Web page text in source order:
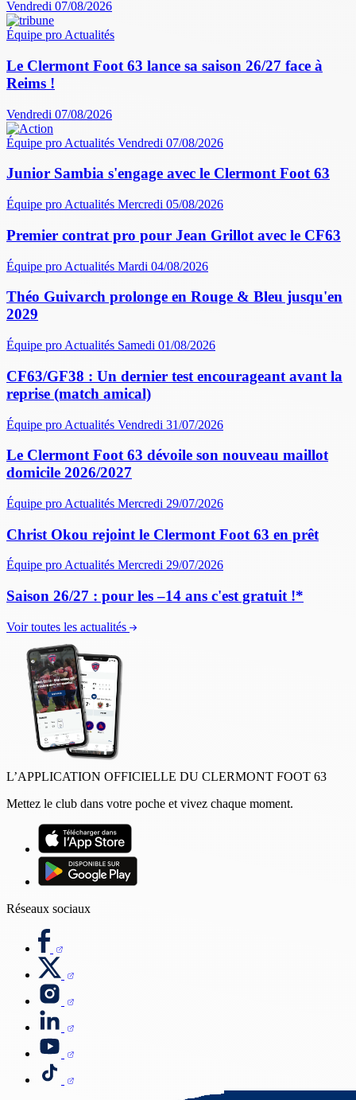
Vendredi 07/08/2026
Équipe pro Actualités
Le Clermont Foot 63 lance sa saison 26/27 face à
Reims !
Vendredi 07/08/2026
Équipe pro Actualités Vendredi 07/08/2026
Junior Sambia s'engage avec le Clermont Foot 63
Équipe pro Actualités Mercredi 05/08/2026
Premier contrat pro pour Jean Grillot avec le CF63
Équipe pro Actualités Mardi 04/08/2026
Théo Guivarch prolonge en Rouge & Bleu jusqu'en
2029
Équipe pro Actualités Samedi 01/08/2026
CF63/GF38 : Un dernier test encourageant avant la
reprise (match amical)
Équipe pro Actualités Vendredi 31/07/2026
Le Clermont Foot 63 dévoile son nouveau maillot
domicile 2026/2027
Équipe pro Actualités Mercredi 29/07/2026
Christ Okou rejoint le Clermont Foot 63 en prêt
Équipe pro Actualités Mercredi 29/07/2026
Saison 26/27 : pour les –14 ans c'est gratuit !*
Voir toutes les actualités
L’APPLICATION OFFICIELLE DU CLERMONT FOOT 63
Mettez le club dans votre poche et vivez chaque moment.
Réseaux sociaux